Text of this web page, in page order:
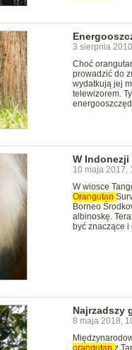
3 sierpnia
Choć
prowadzić do
wydatkują jej
telewizorem.
W
10 maja 2017,
W wiosce
Orangutan
Borneo
albinoskę.
być znaczące i
Najrzadszy
8 maja 2018,
orangutan z